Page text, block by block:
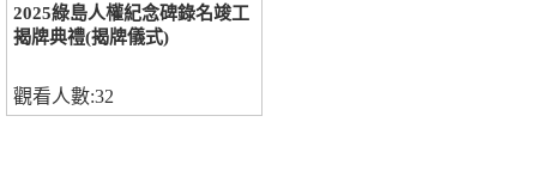
2025綠島人權紀念碑錄名竣工
揭牌典禮(揭牌儀式)
觀看人數:32